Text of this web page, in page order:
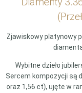
Zjawiskowy platynowy
Wybitne dzieło
Sercem kompozycji są
oraz 1,56 ct), ujęte w